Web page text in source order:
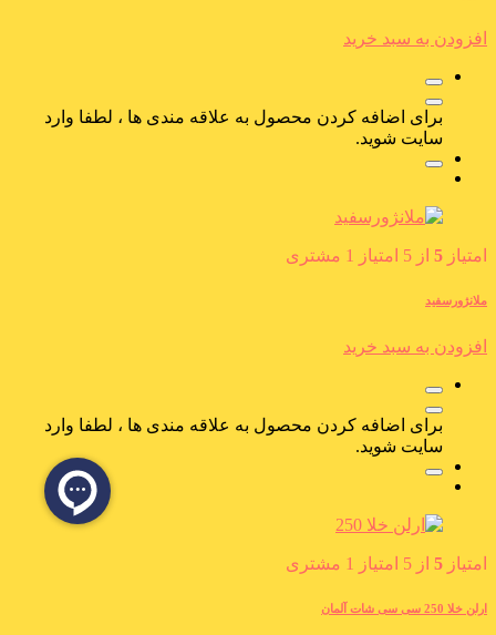
افزودن به سبد خرید
برای اضافه کردن محصول به علاقه مندی ها ، لطفا وارد
سایت شوید.
امتیاز 5 از 5 امتیاز 1 مشتری
ملانژورسفید
افزودن به سبد خرید
برای اضافه کردن محصول به علاقه مندی ها ، لطفا وارد
سایت شوید.
امتیاز 5 از 5 امتیاز 1 مشتری
ارلن خلا 250 سی سی شات آلمان